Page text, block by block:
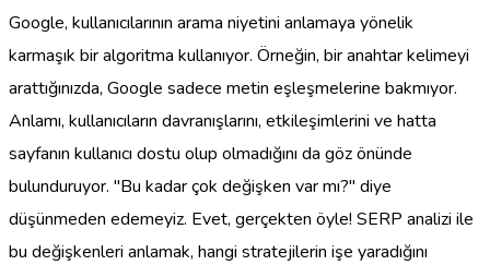
Google, kullanıcılarının arama niyetini anlamaya yönelik
karmaşık bir algoritma kullanıyor. Örneğin, bir anahtar kelimeyi
arattığınızda, Google sadece metin eşleşmelerine bakmıyor.
Anlamı, kullanıcıların davranışlarını, etkileşimlerini ve hatta
sayfanın kullanıcı dostu olup olmadığını da göz önünde
bulunduruyor. "Bu kadar çok değişken var mı?" diye
düşünmeden edemeyiz. Evet, gerçekten öyle! SERP analizi ile
bu değişkenleri anlamak, hangi stratejilerin işe yaradığını